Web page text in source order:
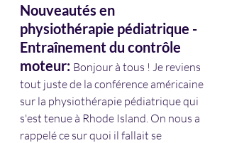
Nouveautés en
physiothérapie pédiatrique -
Entraînement du contrôle
moteur: Bonjour à tous ! Je reviens
tout juste de la conférence américaine
sur la physiothérapie pédiatrique qui
s'est tenue à Rhode Island. On nous a
rappelé ce sur quoi il fallait se